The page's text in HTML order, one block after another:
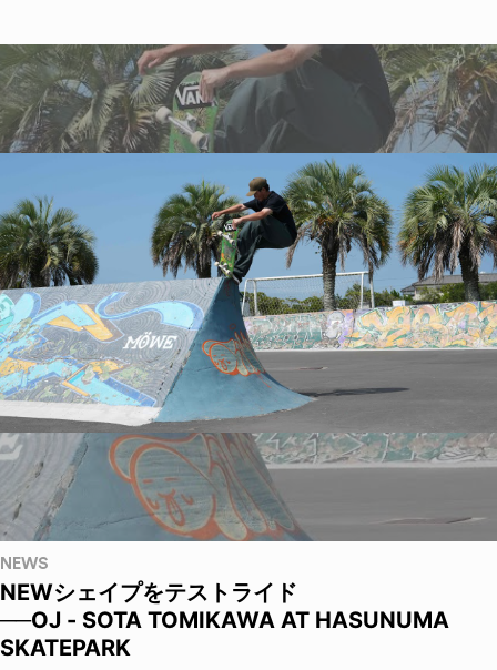
NEWS
NEWシェイプをテストライド
──OJ - SOTA TOMIKAWA AT HASUNUMA
SKATEPARK